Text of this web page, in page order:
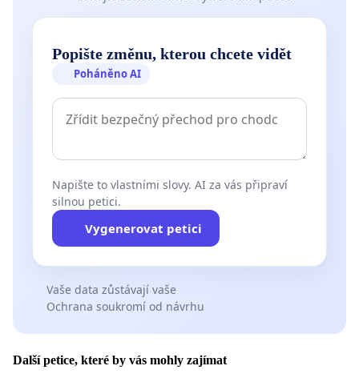
Popište změnu, kterou chcete vidět
Poháněno AI
Napište to vlastními slovy. AI za vás připraví
silnou petici.
Vygenerovat petici
Vaše data zůstávají vaše
Ochrana soukromí od návrhu
Další petice, které by vás mohly zajímat